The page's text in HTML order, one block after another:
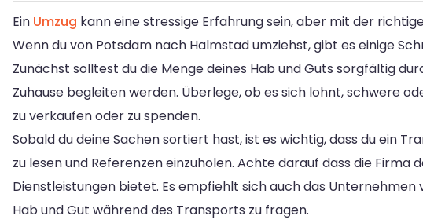
Ein Umzug kann eine stressige Erfahrung sein, aber mit der
Wenn du von Potsdam nach Halmstad umziehst, gibt es einige
Zunächst solltest du die Menge deines Hab und Guts sorgfältig
Zuhause begleiten werden. Überlege, ob es sich lohnt, schwere
zu verkaufen oder zu spenden.
Sobald du deine Sachen sortiert hast, ist es wichtig, dass du ein
zu lesen und Referenzen einzuholen. Achte darauf dass die
Dienstleistungen bietet. Es empfiehlt sich auch das
Hab und Gut während des Transports zu fragen.